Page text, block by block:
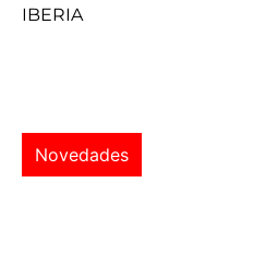
IBERIA
Novedades